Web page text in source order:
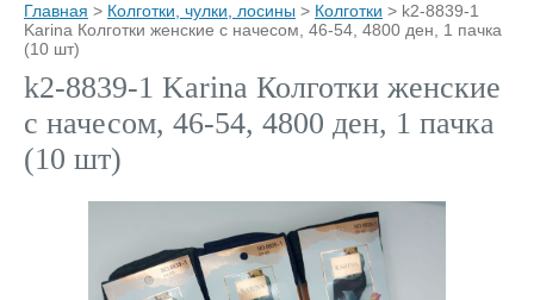
Главная > Колготки, чулки, лосины > Колготки > k2-8839-1
Karina Колготки женские с начесом, 46-54, 4800 ден, 1 пачка
(10 шт)
k2-8839-1 Karina Колготки женские
с начесом, 46-54, 4800 ден, 1 пачка
(10 шт)